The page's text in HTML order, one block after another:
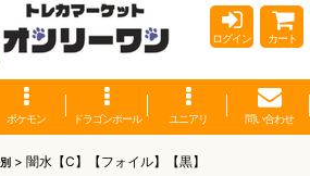
ログイン カート
ポケモン ドラゴンボール ユニアリ 問い合わせ
> 闇水【C】【フォイル】【黒】